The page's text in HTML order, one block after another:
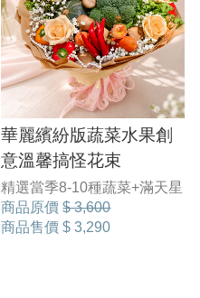
華麗繽紛版蔬菜水果創
意溫馨搞怪花束
精選當季8-10種蔬菜+滿天星
商品原價 $ 3,600
商品售價 $ 3,290